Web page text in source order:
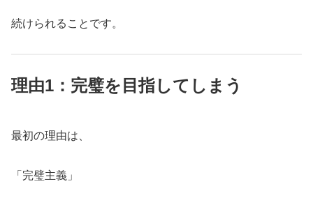
続けられることです。
理由1：完璧を目指してしまう
最初の理由は、
「完璧主義」